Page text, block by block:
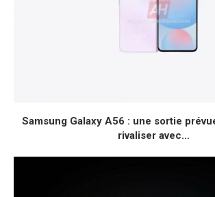
Samsung Galaxy A56 : une sortie
rivaliser avec...